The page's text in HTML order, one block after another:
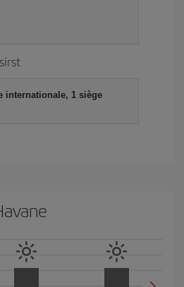
internationale, 1 siège